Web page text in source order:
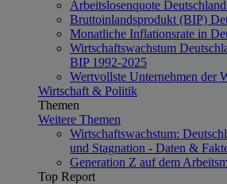
Arbeitslosenquote
Bruttoinlandsprodukt (BIP)
Monatliche Inflationsrate in
Wirtschaftswachstum
BIP 1992-2025
Wertvollste Unternehmen der
Wirtschaft & Politik
Themen
Weitere Themen
Wirtschaftswachstum:
und Stagnation - Daten &
Generation Z auf dem
Top Report